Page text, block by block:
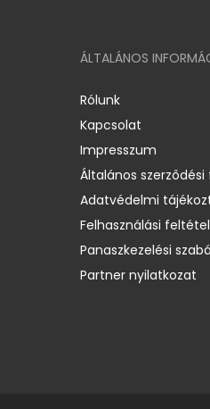
ÁLTALÁNOS
Rólunk
Kapcsolat
Impresszum
Általános
Adatvédelmi
Felhasználási
Panaszkezelési
Partner nyilatkozat